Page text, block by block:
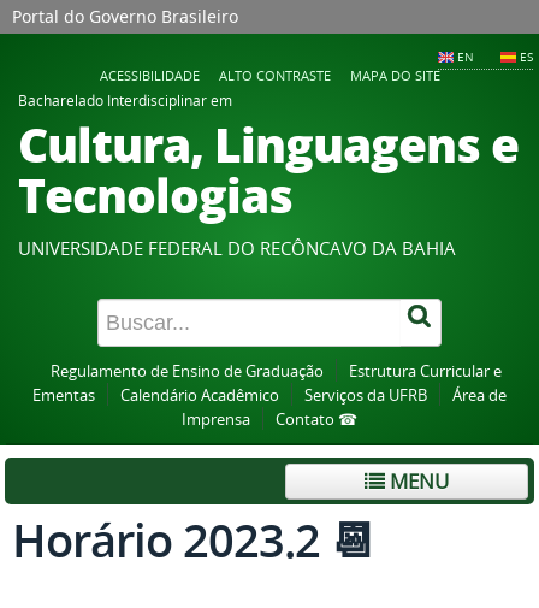
Portal do Governo Brasileiro
EN ES
ACESSIBILIDADE ALTO CONTRASTE
MAPA DO SITE
Bacharelado Interdisciplinar em
Cultura, Linguagens e
Tecnologias
UNIVERSIDADE FEDERAL DO RECÔNCAVO DA BAHIA
Regulamento de Ensino de Graduação
Estrutura Curricular e
Ementas
Calendário Acadêmico Serviços da UFRB
Área de
Imprensa
Contato ☎
MENU
Horário 2023.2 📆